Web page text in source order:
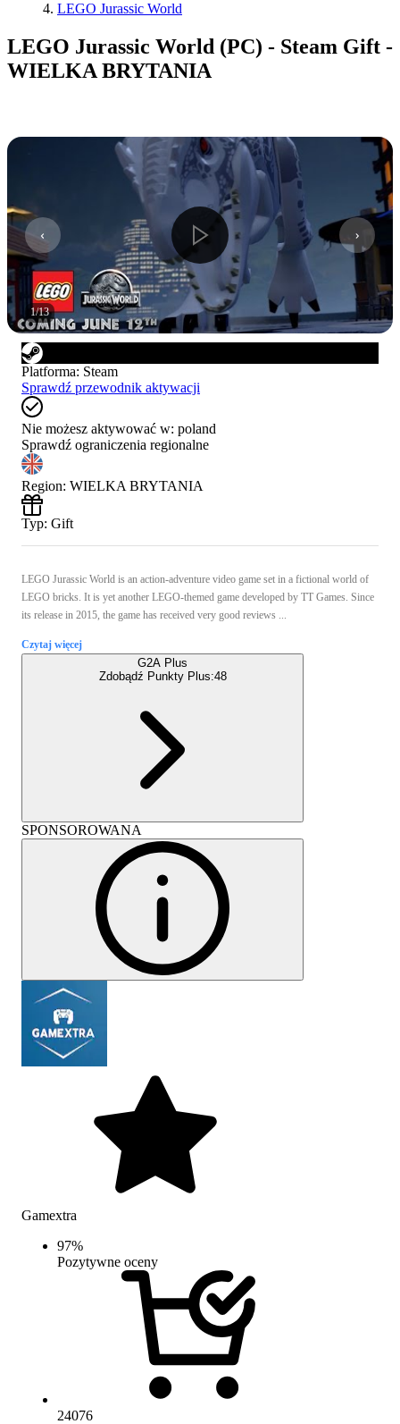
LEGO Jurassic World
LEGO Jurassic World (PC) - Steam Gift -
WIELKA BRYTANIA
1/13
Platforma: Steam
Sprawdź przewodnik aktywacji
Nie możesz aktywować w: poland
Sprawdź ograniczenia regionalne
Region: WIELKA BRYTANIA
Typ: Gift
LEGO Jurassic World is an action-adventure video game set in a fictional world of
LEGO bricks. It is yet another LEGO-themed game developed by TT Games. Since
its release in 2015, the game has received very good reviews ...
Czytaj więcej
G2A Plus
Zdobądź Punkty Plus:48
SPONSOROWANA
Gamextra
97%
Pozytywne oceny
24076